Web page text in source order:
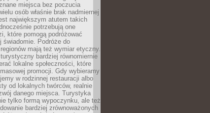
miejsca bez poczucia
osób właśnie brak nadmiernej
największym atutem takich
potrzebują one
które pomogą podróżować
świadomie. Podróże do
mają też wymiar etyczny.
turystyczny bardziej równomiernie
lokalne społeczności, które
promocji. Gdy wybieramy
w rodzinnej restauracji albo
od lokalnych twórców, realnie
danego miejsca. Turystyka
tylko formą wypoczynku, ale też
bardziej zrównoważonych